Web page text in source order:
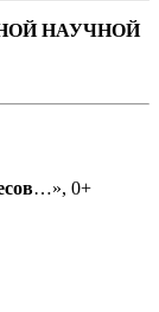
НАУЧНОЙ
…», 0+